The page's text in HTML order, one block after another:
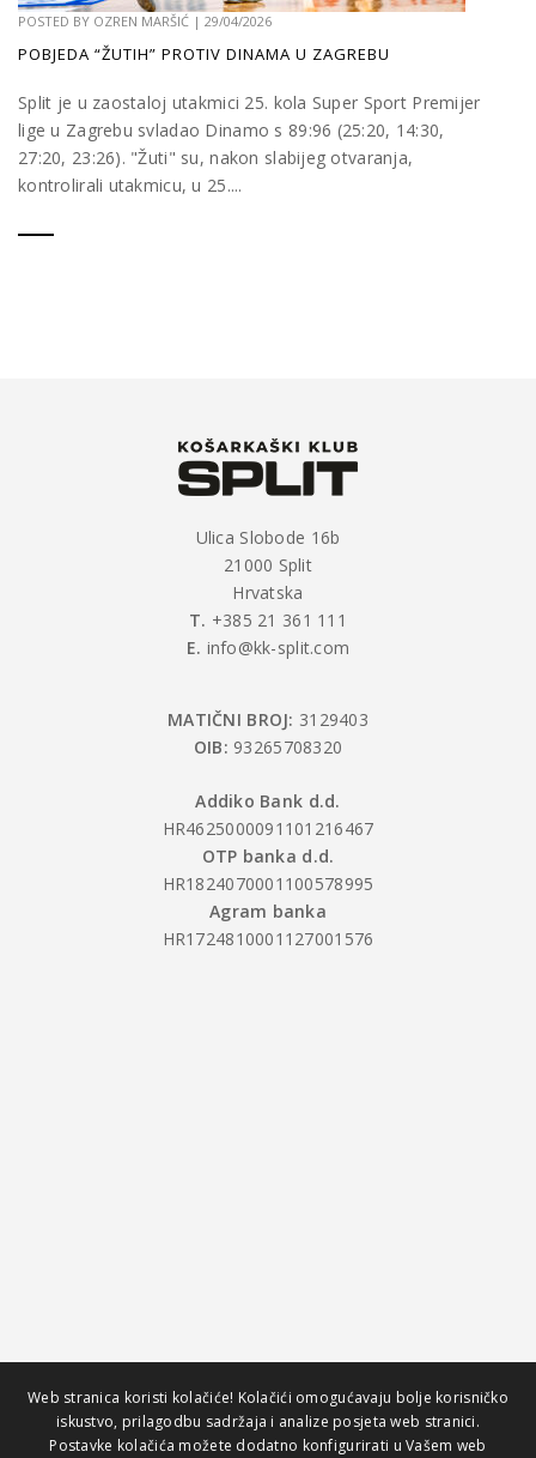
Web stranica koristi kolačiće! Kolačići omogućavaju bolje korisničko
iskustvo, prilagodbu sadržaja i analize posjeta web stranici.
Postavke kolačića možete dodatno konfigurirati u Vašem web
POSTED BY OZREN MARŠIĆ | 29/04/2026
POBJEDA “ŽUTIH” PROTIV DINAMA U ZAGREBU
Split je u zaostaloj utakmici 25. kola Super Sport Premijer
lige u Zagrebu svladao Dinamo s 89:96 (25:20, 14:30,
27:20, 23:26). "Žuti" su, nakon slabijeg otvaranja,
kontrolirali utakmicu, u 25....
Ulica Slobode 16b
21000 Split
Hrvatska
T. +385 21 361 111
E. info@kk-split.com
MATIČNI BROJ: 3129403
OIB: 93265708320
Addiko Bank d.d.
HR4625000091101216467
OTP banka d.d.
HR1824070001100578995
Agram banka
HR1724810001127001576